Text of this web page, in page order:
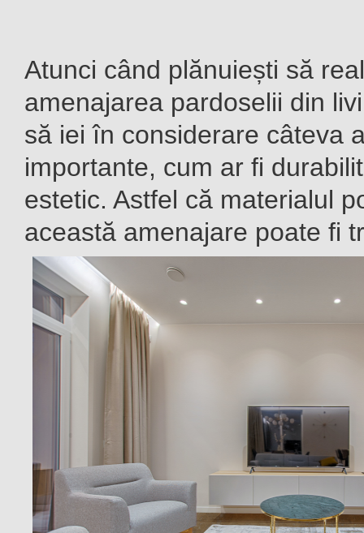
Atunci când plănuiești să
amenajarea pardoselii din
să iei în considerare câteva
importante, cum ar fi
estetic. Astfel că materialul
această amenajare poate fi